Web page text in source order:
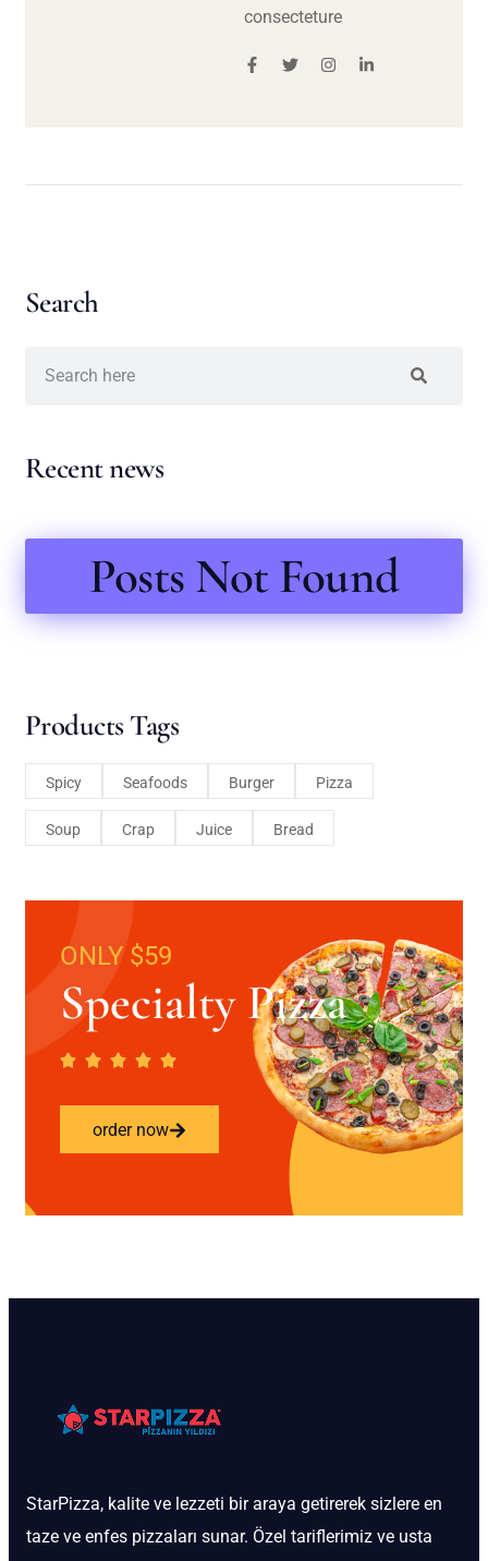
consecteture
Search
Recent news
Posts Not Found
Products Tags
Spicy Seafoods Burger Pizza
Soup Crap Juice Bread
ONLY $59
Specialty Pizza
order now
StarPizza, kalite ve lezzeti bir araya getirerek sizlere en
taze ve enfes pizzaları sunar. Özel tariflerimiz ve usta